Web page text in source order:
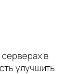
в
улучшить